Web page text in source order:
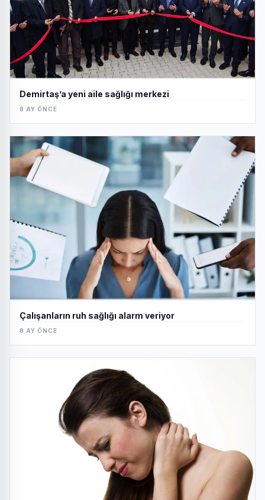
Demirtaş’a yeni aile sağlığı merkezi
8 AY ÖNCE
Çalışanların ruh sağlığı alarm veriyor
8 AY ÖNCE